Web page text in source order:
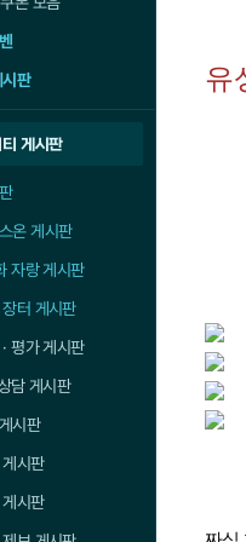
판
게시판
온 게시판
자랑 게시판
터 게시판
평가 게시판
담 게시판
시판
시판
시판
유